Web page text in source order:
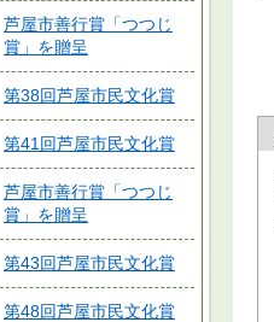
芦屋市善行賞「つつじ
賞」を贈呈
第38回芦屋市民文化賞
第41回芦屋市民文化賞
芦屋市善行賞「つつじ
賞」を贈呈
第43回芦屋市民文化賞
第48回芦屋市民文化賞